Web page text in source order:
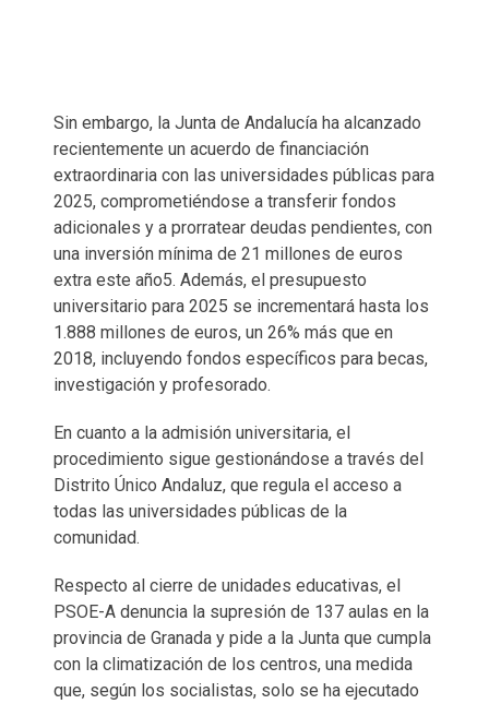
Sin embargo, la Junta de Andalucía ha alcanzado
recientemente un acuerdo de financiación
extraordinaria con las universidades públicas para
2025, comprometiéndose a transferir fondos
adicionales y a prorratear deudas pendientes, con
una inversión mínima de 21 millones de euros
extra este año5. Además, el presupuesto
universitario para 2025 se incrementará hasta los
1.888 millones de euros, un 26% más que en
2018, incluyendo fondos específicos para becas,
investigación y profesorado.
En cuanto a la admisión universitaria, el
procedimiento sigue gestionándose a través del
Distrito Único Andaluz, que regula el acceso a
todas las universidades públicas de la
comunidad.
Respecto al cierre de unidades educativas, el
PSOE-A denuncia la supresión de 137 aulas en la
provincia de Granada y pide a la Junta que cumpla
con la climatización de los centros, una medida
que, según los socialistas, solo se ha ejecutado